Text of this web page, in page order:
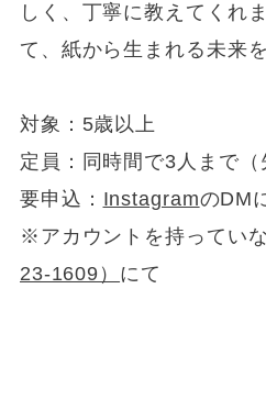
しく、丁寧に教えてくれ
て、紙から生まれる未来
対象：5歳以上
定員：同時間で3人まで（
要申込： InstagramのDM
※アカウントを持ってい
23-1609） にて